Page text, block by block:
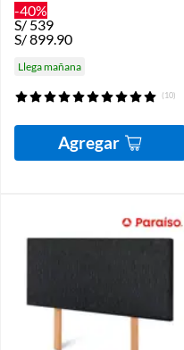
-40%
S/539
S/899.90
Llega mañana
(10)
Agregar